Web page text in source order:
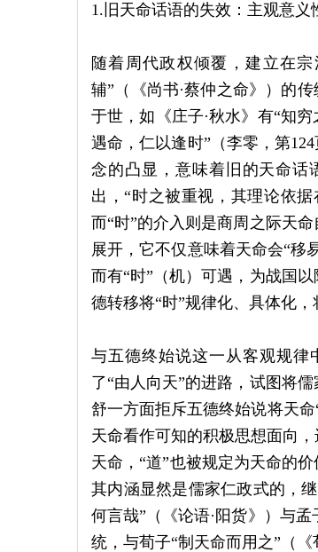
1.旧天命话语的失效：主观意义
随着周代政权倾覆，建立在
辅”（《尚书·蔡仲之命》）的
于世，如《庄子·秋水》有“知
遇命，仁以逢时”（李零，第
念的凸显，意味着旧的天命话
出，“时之被重视，其理论依据
而“时”的介入则是商周之际天
展开，它不仅意味着天命会“移
而有“时”（机）可遇，为战国
德转移将“时”规律化、具体化
与五德终始说这一从客观规律
了“由人向天”的进路，试图将
舒一方面拒斥五德终始说将天
天命看作可知的积极思想面向
天命，“道”也被规定为天命的
其内涵显然是儒家仁政式的，
何言哉”（《论语·阳货》）与
统，与荀子“制天命而用之”（《